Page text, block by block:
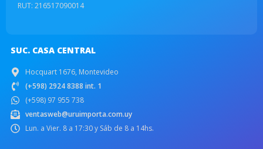
RUT: 216517090014
SUC. CASA CENTRAL
Hocquart 1676, Montevideo
(+598) 2924 8388 int. 1
(+598) 97 955 738
ventasweb@uruimporta.com.uy
Lun. a Vier. 8 a 17:30 y Sáb de 8 a 14hs.